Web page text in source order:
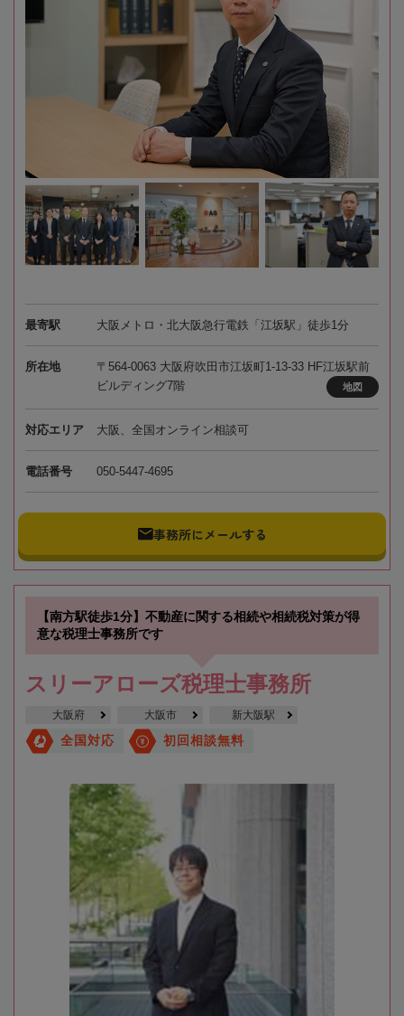
最寄駅 大阪メトロ・北大阪急行電鉄「江坂駅」徒歩1分
所在地
〒564-0063 大阪府吹田市江坂町1-13-33 HF江坂駅前
ビルディング7階
地図
対応エリア 大阪、全国オンライン相談可
電話番号 050-5447-4695
事務所にメールする
【南方駅徒歩1分】不動産に関する相続や相続税対策が得
意な税理士事務所です
スリーアローズ税理士事務所
大阪府 大阪市 新大阪駅
全国対応 初回相談無料